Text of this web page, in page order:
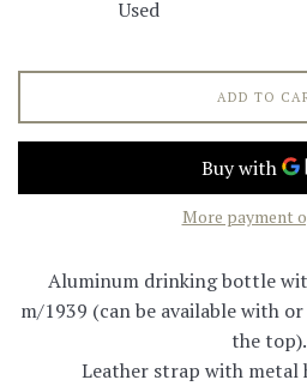
ADD TO
More payment
Aluminum drinking bottle
m/1939 (can be available with
the top).
Leather strap with metal